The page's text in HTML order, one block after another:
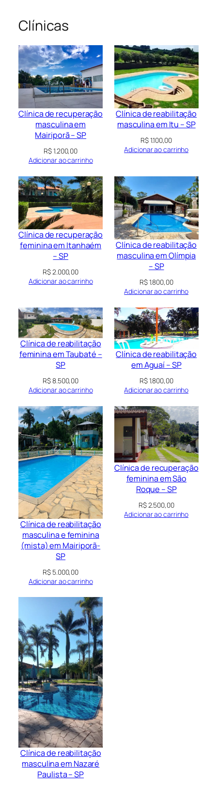
Clínicas
Clínica de recuperação
masculina em
Mairiporã – SP
R$1.200,00
Adicionar ao carrinho
Clínica de reabilitação
masculina em Itu – SP
R$1.100,00
Adicionar ao carrinho
Clínica de recuperação
feminina em Itanhaém
– SP
R$2.000,00
Adicionar ao carrinho
Clínica de reabilitação
masculina em Olímpia
– SP
R$1.800,00
Adicionar ao carrinho
Clínica de reabilitação
feminina em Taubaté –
SP
R$8.500,00
Adicionar ao carrinho
Clínica de reabilitação
em Aguaí – SP
R$1.800,00
Adicionar ao carrinho
Clínica de reabilitação
masculina e feminina
(mista) em Mairiporã-
SP
R$ 5.000,00
Adicionar ao carrinho
Clínica de recuperação
feminina em São
Roque – SP
R$2.500,00
Adicionar ao carrinho
Clínica de reabilitação
masculina em Nazaré
Paulista – SP